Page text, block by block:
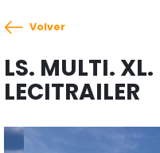
Volver
LS. MULTI. XL.
LECITRAILER